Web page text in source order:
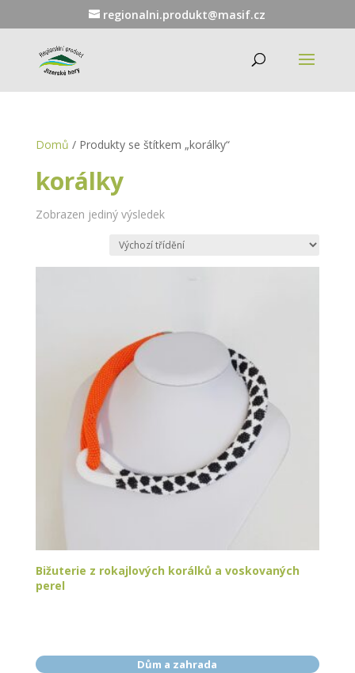
regionalni.produkt@masif.cz
Domů / Produkty se štítkem „korálky“
korálky
Zobrazen jediný výsledek
Bižuterie z rokajlových korálků a voskovaných
perel
Dům a zahrada